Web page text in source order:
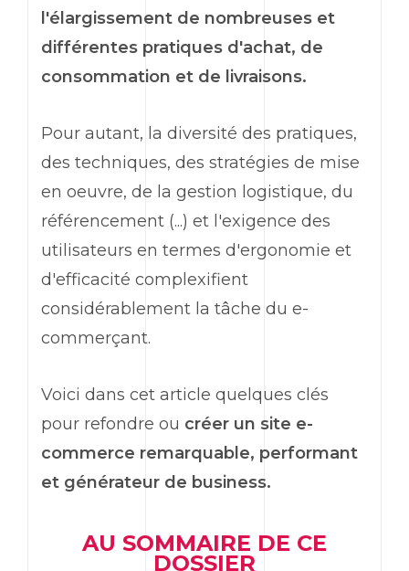
l'élargissement de nombreuses et
différentes pratiques d'achat, de
consommation et de livraisons.
Pour autant, la diversité des pratiques,
des techniques, des stratégies de mise
en oeuvre, de la gestion logistique, du
référencement (...) et l'exigence des
utilisateurs en termes d'ergonomie et
d'efficacité complexifient
considérablement la tâche du e-
commerçant.
Voici dans cet article quelques clés
pour refondre ou créer un site e-
commerce remarquable, performant
et générateur de business.
AU SOMMAIRE DE CE
DOSSIER